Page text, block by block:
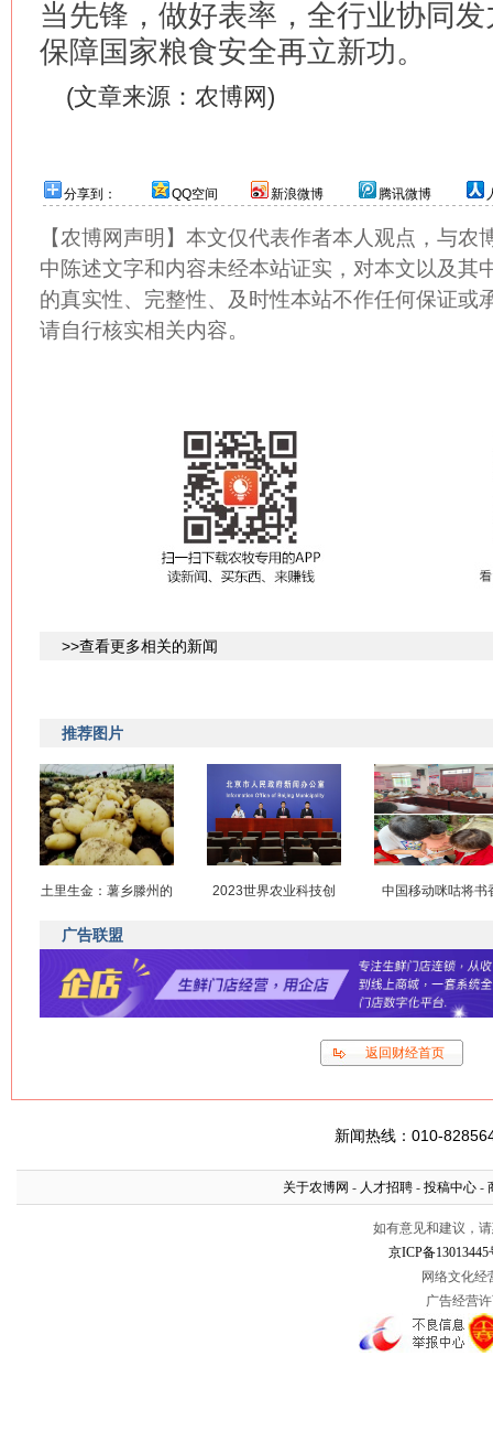
当先锋，做好表率，全行业协同
保障国家粮食安全再立新功。
(文章来源：农博网)
分享到： QQ空间 新浪微博 腾讯微博
【农博网声明】本文仅代表作者本人观点，与农
中陈述文字和内容未经本站证实，对本文以及其
的真实性、完整性、及时性本站不作任何保证或
请自行核实相关内容。
>>查看更多相关的新闻
推荐图片
土里生金：薯乡滕州的 2023世界农业科技创 中国移动咪咕将书
广告联盟
返回财经首页
新闻热线：010-
关于农博网 - 人才招聘 - 投稿中心 -
如有意见和建议，
京ICP备13013445
网络文化经
广告经营